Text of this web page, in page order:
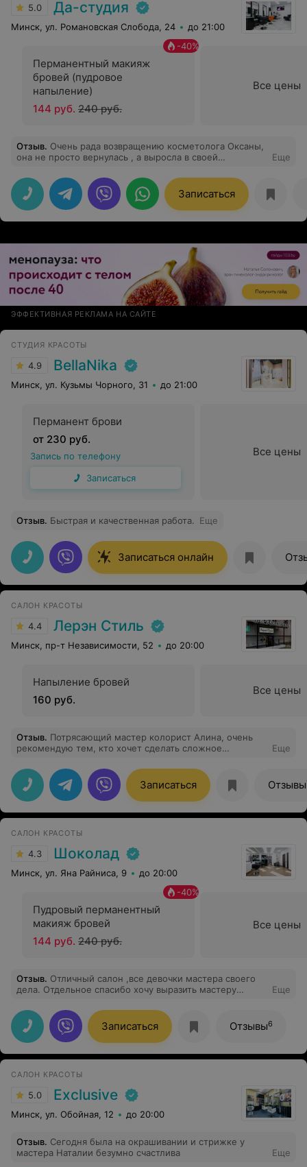
5.0 Да-студия
Минск, ул. Романовская Слобода, 24 до 21:00
Перманентный макияж
бровей (пудровое
напыление)
-40%
144 руб. 240 руб.
Все цены
Отзыв. Очень рада возвращению косметолога Оксаны,
она не просто вернулась , а выросла в своей
все новинки в косметологии, идёт в ногу со временем.
При этом имеет к каждому индивидуальный подход,
очень внимательный и грамотный специалист. Мне 41,
дочери 21 мы обе в восторге . Рекомендую всем.
Еще
Записаться
ЭФФЕКТИВНАЯ РЕКЛАМА НА САЙТЕ
СТУДИЯ КРАСОТЫ
4.9 BellaNika
Минск, ул. Кузьмы Чорного, 31 до 21:00
Перманент брови
от 230 руб.
Запись по телефону
Записаться
Все цены
Отзыв. Быстрая и качественная работа. Еще
Записаться онлайн
САЛОН КРАСОТЫ
4.4 Лерэн Стиль
Минск, пр-т Независимости, 52 до 20:00
Напыление бровей
160 руб.
Все цены
Отзыв. Потрясающий мастер колорист Алина, очень
рекомендую тем, кто хочет сделать сложное
теперь абсолютно уверена, что нашла своего мастера.
Очень внимательная и приятная девушка, выслушала
мои пожелания, предложила свой вариант
окрашивания с учетом состояния волос и рассказала о
домашнем уходе. Окрашивание получилось даже
преображение и салону за приятное и качественное
обслуживание)
Еще
Записаться Отзывы
САЛОН КРАСОТЫ
4.3 Шоколад
Минск, ул. Яна Райниса, 9 до 20:00
Пудровый перманентный
макияж бровей
-40%
144 руб. 240 руб.
Все цены
Отзыв. Отличный салон ,все девочки мастера своего
дела. Отдельное спасибо хочу выразить мастеру
довольна все получилось как я хотела
Еще
Записаться Отзывы6
САЛОН КРАСОТЫ
5.0 Exclusive
Минск, ул. Обойная, 12 до 20:00
Отзыв. Сегодня была на окрашивании и стрижке у
мастера Наталии безумно счастлива
Еще